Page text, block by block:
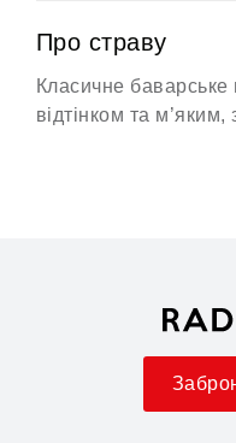
Про страву
Класичне баварське
відтінком та